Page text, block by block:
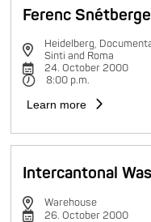
Ferenc
Heidelberg,
Sinti and Roma
24. October 2000
8:00 p.m.
Learn more
Intercantonal
Warehouse
26. October 2000